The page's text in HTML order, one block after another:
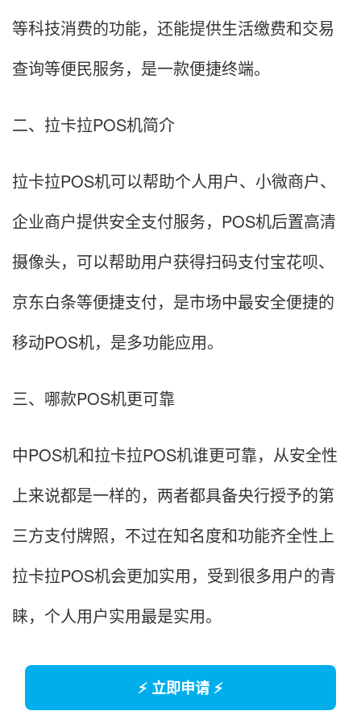
等科技消费的功能，还能提供生活缴费和交易
查询等便民服务，是一款便捷终端。
二、拉卡拉POS机简介
拉卡拉POS机可以帮助个人用户、小微商户、
企业商户提供安全支付服务，POS机后置高清
摄像头，可以帮助用户获得扫码支付宝花呗、
京东白条等便捷支付，是市场中最安全便捷的
移动POS机，是多功能应用。
三、哪款POS机更可靠
中POS机和拉卡拉POS机谁更可靠，从安全性
上来说都是一样的，两者都具备央行授予的第
三方支付牌照，不过在知名度和功能齐全性上
拉卡拉POS机会更加实用，受到很多用户的青
睐，个人用户实用最是实用。
⚡ 立即申请 ⚡